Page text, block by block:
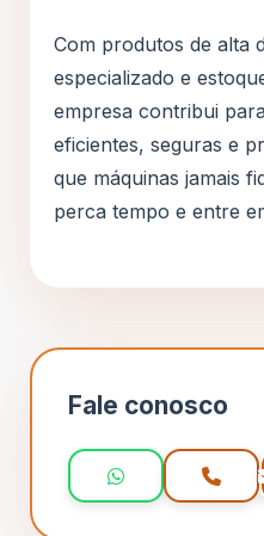
Com produtos de alta
especializado e
empresa contribui
eficientes, seguras e
que máquinas jamais
perca tempo e entre
Fale conosco